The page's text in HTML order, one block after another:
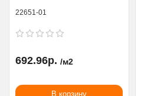
22651-01
692.96р. /м2
В корзину